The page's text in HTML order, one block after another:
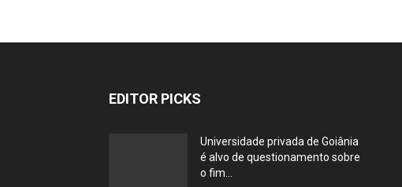
EDITOR PICKS
Universidade privada de Goiânia
é alvo de questionamento sobre
o fim...